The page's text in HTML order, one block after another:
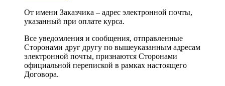
От имени Заказчика – адрес электронной почты,
указанный при оплате курса.
Все уведомления и сообщения, отправленные
Сторонами друг другу по вышеуказанным адресам
электронной почты, признаются Сторонами
официальной перепиской в рамках настоящего
Договора.